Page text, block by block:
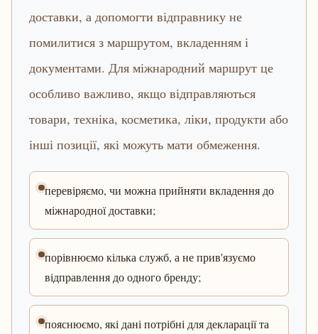
доставки, а допомогти відправнику не
помилитися з маршрутом, вкладенням і
документами. Для міжнародний маршрут це
особливо важливо, якщо відправляються
товари, техніка, косметика, ліки, продукти або
інші позиції, які можуть мати обмеження.
перевіряємо, чи можна прийняти вкладення до
міжнародної доставки;
порівнюємо кілька служб, а не прив'язуємо
відправлення до одного бренду;
пояснюємо, які дані потрібні для декларації та